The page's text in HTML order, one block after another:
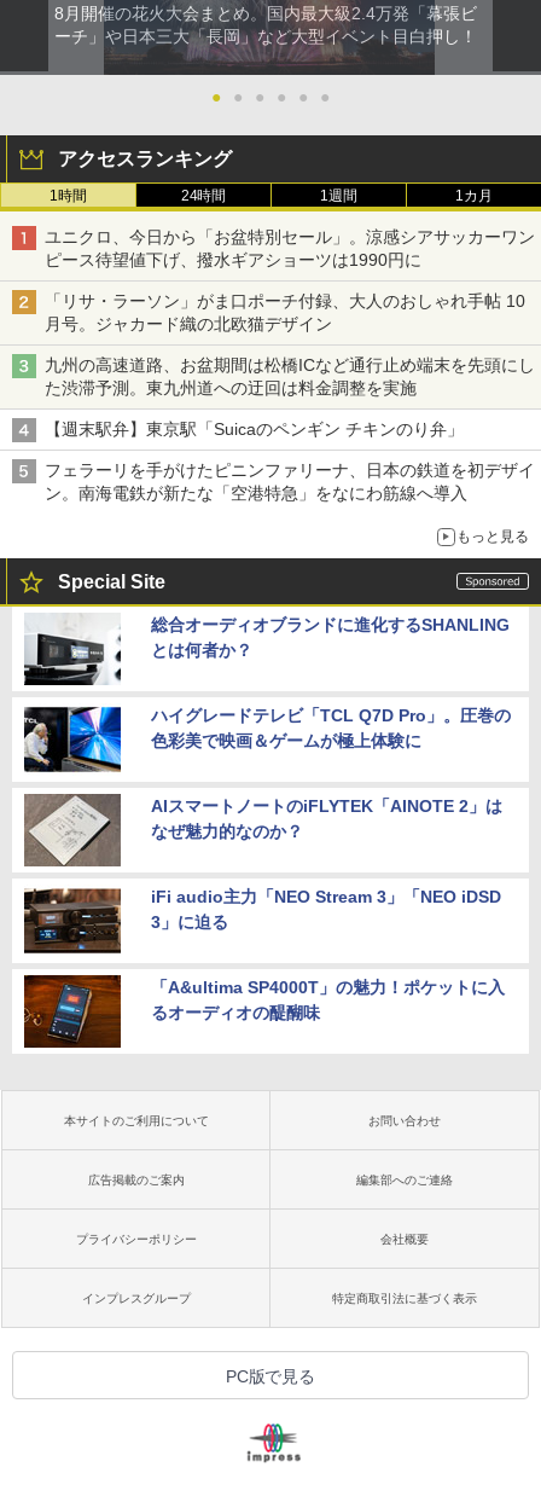
8月開催の花火大会まとめ。国内最大級2.4万発「幕張ビ
ーチ」や日本三大「長岡」など大型イベント目白押し！
● ● ● ● ● ●
アクセスランキング
1時間 24時間 1週間 1カ月
ユニクロ、今日から「お盆特別セール」。涼感シアサッカーワン
ピース待望値下げ、撥水ギアショーツは1990円に
「リサ・ラーソン」がま口ポーチ付録、大人のおしゃれ手帖 10
月号。ジャカード織の北欧猫デザイン
九州の高速道路、お盆期間は松橋ICなど通行止め端末を先頭にし
た渋滞予測。東九州道への迂回は料金調整を実施
【週末駅弁】東京駅「Suicaのペンギン チキンのり弁」
フェラーリを手がけたピニンファリーナ、日本の鉄道を初デザイ
ン。南海電鉄が新たな「空港特急」をなにわ筋線へ導入
もっと見る
Special Site
総合オーディオブランドに進化するSHANLING
とは何者か？
ハイグレードテレビ「TCL Q7D Pro」。圧巻の
色彩美で映画＆ゲームが極上体験に
AIスマートノートのiFLYTEK「AINOTE 2」は
なぜ魅力的なのか？
iFi audio主力「NEO Stream 3」「NEO iDSD
3」に迫る
「A&ultima SP4000T」の魅力！ポケットに入
るオーディオの醍醐味
本サイトのご利用について お問い合わせ
広告掲載のご案内 編集部へのご連絡
プライバシーポリシー 会社概要
インプレスグループ 特定商取引法に基づく表示
PC版で見る